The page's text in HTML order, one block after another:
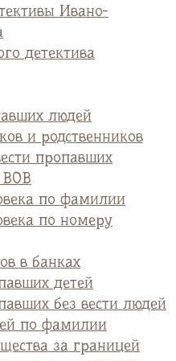
Ивано-
детектива
людей
и родственников
пропавших
ВОВ
по фамилии
по номеру
в банках
детей
без вести людей
по фамилии
за границей